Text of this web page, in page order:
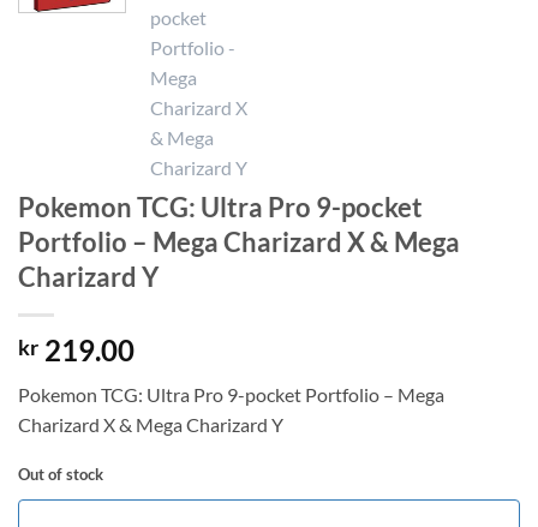
Pokemon TCG: Ultra Pro 9-pocket
Portfolio – Mega Charizard X & Mega
Charizard Y
kr 219.00
Pokemon TCG: Ultra Pro 9-pocket Portfolio – Mega
Charizard X & Mega Charizard Y
Out of stock